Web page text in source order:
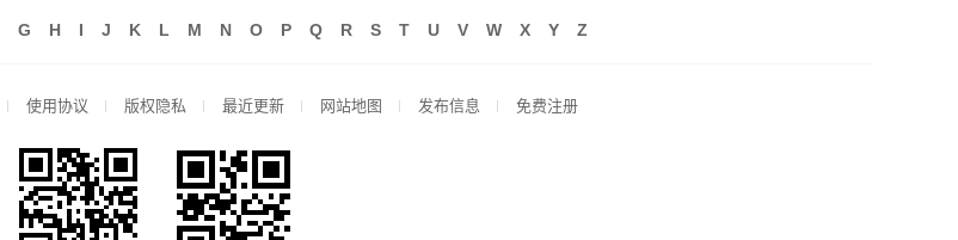
G H I J K L M N O P Q R S T U V W X Y Z
使用协议 版权隐私 最近更新 网站地图 发布信息 免费注册